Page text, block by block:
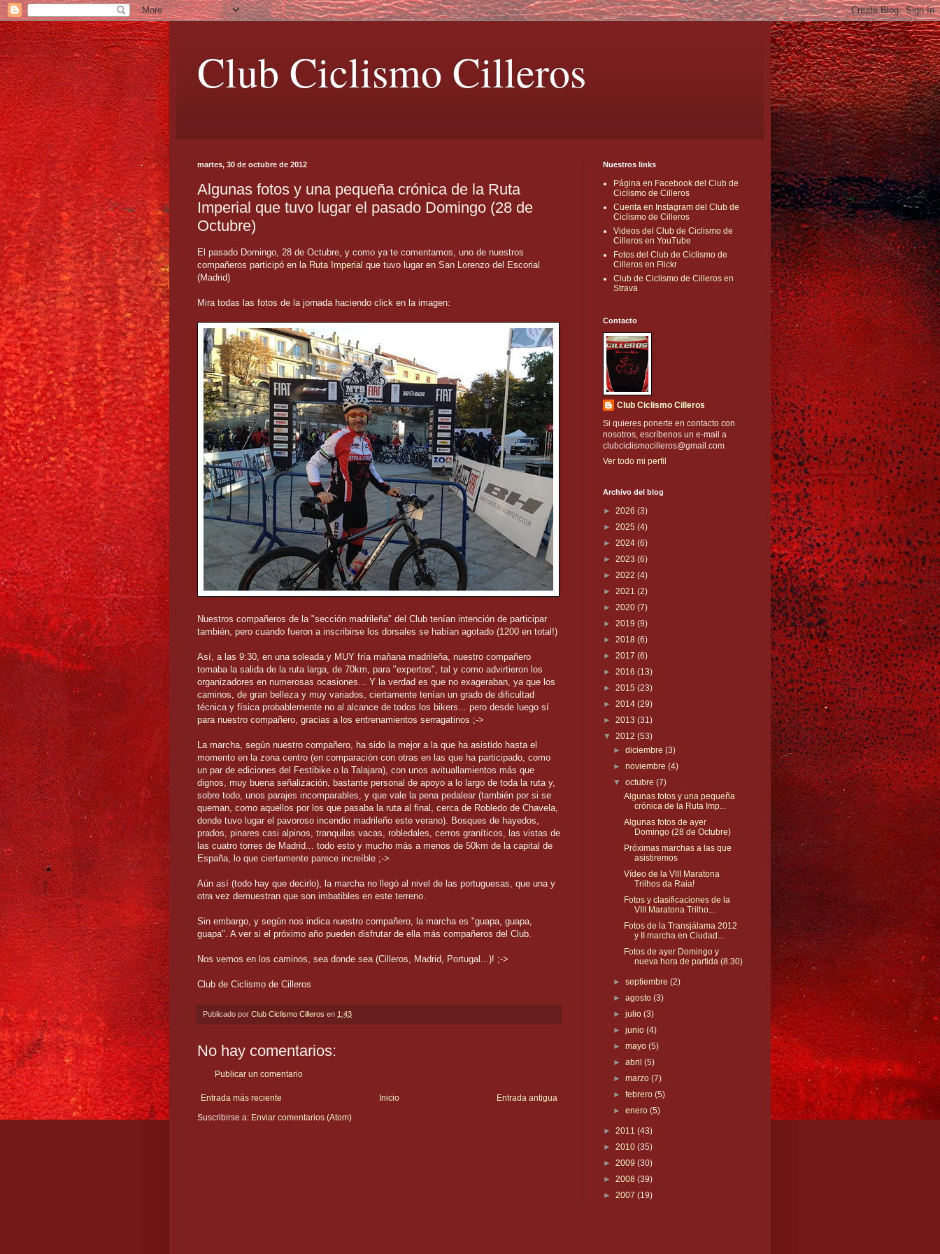
Club Ciclismo Cilleros
martes, 30 de octubre de 2012
Algunas fotos y una pequeña crónica de la Ruta
Imperial que tuvo lugar el pasado Domingo (28 de
Octubre)
El pasado Domingo, 28 de Octubre, y como ya te comentamos, uno de nuestros
compañeros participó en la Ruta Imperial que tuvo lugar en San Lorenzo del Escorial
(Madrid)
Mira todas las fotos de la jornada haciendo click en la imagen:
Nuestros compañeros de la "sección madrileña" del Club tenían intención de participar
también, pero cuando fueron a inscribirse los dorsales se habían agotado (1200 en total!)
Así, a las 9:30, en una soleada y MUY fría mañana madrileña, nuestro compañero
tomaba la salida de la ruta larga, de 70km, para "expertos", tal y como advirtieron los
organizadores en numerosas ocasiones... Y la verdad es que no exageraban, ya que los
caminos, de gran belleza y muy variados, ciertamente tenían un grado de dificultad
técnica y física probablemente no al alcance de todos los bikers... pero desde luego sí
para nuestro compañero, gracias a los entrenamientos serragatinos ;->
La marcha, según nuestro compañero, ha sido la mejor a la que ha asistido hasta el
momento en la zona centro (en comparación con otras en las que ha participado, como
un par de ediciones del Festibike o la Talajara), con unos avituallamientos más que
dignos, muy buena señalización, bastante personal de apoyo a lo largo de toda la ruta y,
sobre todo, unos parajes incomparables, y que vale la pena pedalear (también por si se
queman, como aquellos por los que pasaba la ruta al final, cerca de Robledo de Chavela,
donde tuvo lugar el pavoroso incendio madrileño este verano). Bosques de hayedos,
prados, pinares casi alpinos, tranquilas vacas, robledales, cerros graníticos, las vistas de
las cuatro torres de Madrid... todo esto y mucho más a menos de 50km de la capital de
España, lo que ciertamente parece increíble ;->
Aún así (todo hay que decirlo), la marcha no llegó al nivel de las portuguesas, que una y
otra vez demuestran que son imbatibles en este terreno.
Sin embargo, y según nos indica nuestro compañero, la marcha es "guapa, guapa,
guapa". A ver si el próximo año pueden disfrutar de ella más compañeros del Club.
Nos vemos en los caminos, sea donde sea (Cilleros, Madrid, Portugal...)! ;->
Club de Ciclismo de Cilleros
Publicado por Club Ciclismo Cilleros en 1:43
No hay comentarios:
Publicar un comentario
Entrada más reciente Entrada antigua
Inicio
Suscribirse a: Enviar comentarios (Atom)
Nuestros links
Página en Facebook del Club de
Ciclismo de Cilleros
Cuenta en Instagram del Club de
Ciclismo de Cilleros
Videos del Club de Ciclismo de
Cilleros en YouTube
Fotos del Club de Ciclismo de
Cilleros en Flickr
Club de Ciclismo de Cilleros en
Strava
Contacto
Club Ciclismo Cilleros
Si quieres ponerte en contacto con
nosotros, escríbenos un e-mail a
clubciclismocilleros@gmail.com
Ver todo mi perfil
Archivo del blog
► 2026 (3)
► 2025 (4)
► 2024 (6)
► 2023 (6)
► 2022 (4)
► 2021 (2)
► 2020 (7)
► 2019 (9)
► 2018 (6)
► 2017 (6)
► 2016 (13)
► 2015 (23)
► 2014 (29)
► 2013 (31)
▼ 2012 (53)
►diciembre(3)
►noviembre(4)
▼octubre(7)
Algunas fotos y una pequeña
crónica de la Ruta Imp...
Algunas fotos de ayer
Domingo (28 de Octubre)
Próximas marchas a las que
asistiremos
Vídeo de la VIII Maratona
Trilhos da Raia!
Fotos y clasificaciones de la
VIII Maratona Trilho...
Fotos de la Transjálama 2012
y II marcha en Ciudad...
Fotos de ayer Domingo y
nueva hora de partida (8:30)
►septiembre(2)
►agosto(3)
►julio(3)
►junio(4)
►mayo(5)
►abril(5)
►marzo(7)
►febrero(5)
►enero(5)
► 2011 (43)
► 2010 (35)
► 2009 (30)
► 2008 (39)
► 2007 (19)